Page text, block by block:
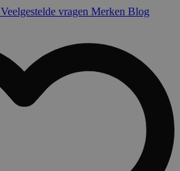
Veelgestelde vragen Merken Blog